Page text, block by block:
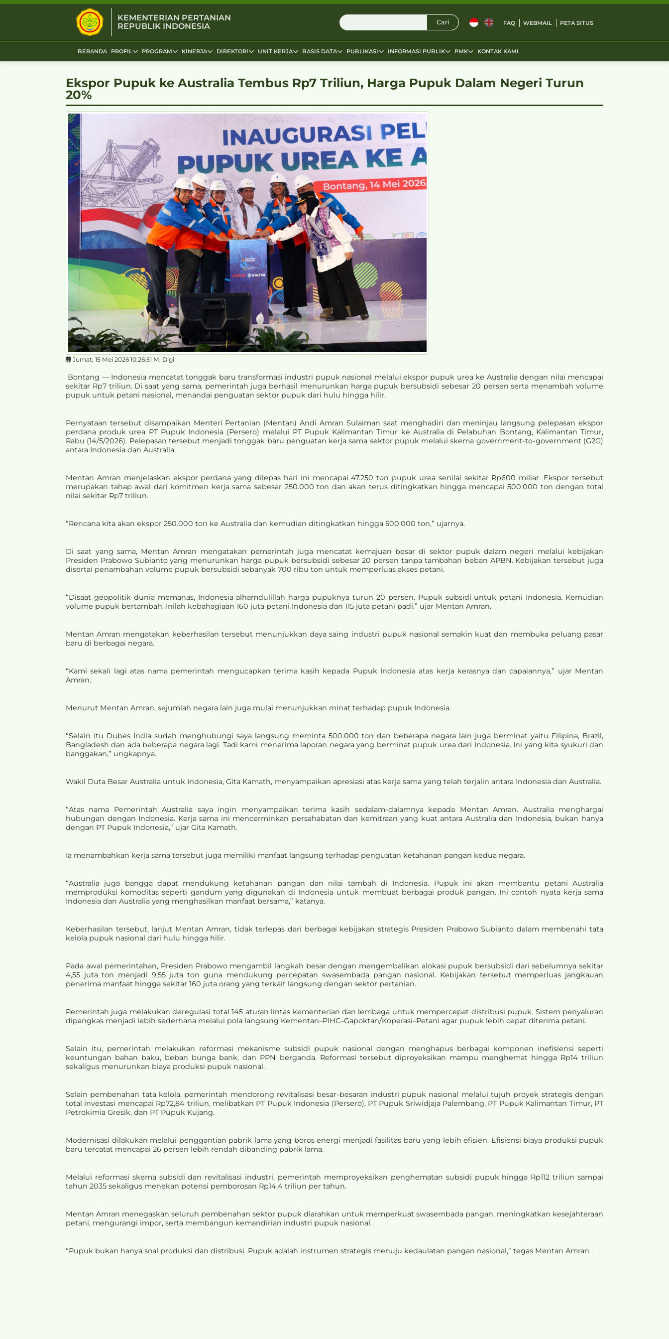
KEMENTERIAN PERTANIAN
REPUBLIK INDONESIA
Cari FAQ WEBMAIL PETA SITUS
BERANDA PROFIL PROGRAM KINERJA DIREKTORI UNIT KERJA BASIS DATA PUBLIKASI INFORMASI PUBLIK PMK KONTAK KAMI
Ekspor Pupuk ke Australia Tembus Rp7 Triliun, Harga Pupuk Dalam Negeri Turun
20%
Jumat, 15 Mei 2026 10:26:51 M. Digi
Bontang — Indonesia mencatat tonggak baru transformasi industri pupuk nasional melalui ekspor pupuk urea ke Australia dengan nilai mencapai
sekitar Rp7 triliun. Di saat yang sama, pemerintah juga berhasil menurunkan harga pupuk bersubsidi sebesar 20 persen serta menambah volume
pupuk untuk petani nasional, menandai penguatan sektor pupuk dari hulu hingga hilir.
Pernyataan tersebut disampaikan Menteri Pertanian (Mentan) Andi Amran Sulaiman saat menghadiri dan meninjau langsung pelepasan ekspor
perdana produk urea PT Pupuk Indonesia (Persero) melalui PT Pupuk Kalimantan Timur ke Australia di Pelabuhan Bontang, Kalimantan Timur,
Rabu (14/5/2026). Pelepasan tersebut menjadi tonggak baru penguatan kerja sama sektor pupuk melalui skema government-to-government (G2G)
antara Indonesia dan Australia.
Mentan Amran menjelaskan ekspor perdana yang dilepas hari ini mencapai 47.250 ton pupuk urea senilai sekitar Rp600 miliar. Ekspor tersebut
merupakan tahap awal dari komitmen kerja sama sebesar 250.000 ton dan akan terus ditingkatkan hingga mencapai 500.000 ton dengan total
nilai sekitar Rp7 triliun.
“Rencana kita akan ekspor 250.000 ton ke Australia dan kemudian ditingkatkan hingga 500.000 ton,” ujarnya.
Di saat yang sama, Mentan Amran mengatakan pemerintah juga mencatat kemajuan besar di sektor pupuk dalam negeri melalui kebijakan
Presiden Prabowo Subianto yang menurunkan harga pupuk bersubsidi sebesar 20 persen tanpa tambahan beban APBN. Kebijakan tersebut juga
disertai penambahan volume pupuk bersubsidi sebanyak 700 ribu ton untuk memperluas akses petani.
“Disaat geopolitik dunia memanas, Indonesia alhamdulillah harga pupuknya turun 20 persen. Pupuk subsidi untuk petani Indonesia. Kemudian
volume pupuk bertambah. Inilah kebahagiaan 160 juta petani Indonesia dan 115 juta petani padi,” ujar Mentan Amran.
Mentan Amran mengatakan keberhasilan tersebut menunjukkan daya saing industri pupuk nasional semakin kuat dan membuka peluang pasar
baru di berbagai negara.
“Kami sekali lagi atas nama pemerintah mengucapkan terima kasih kepada Pupuk Indonesia atas kerja kerasnya dan capaiannya,” ujar Mentan
Amran.
Menurut Mentan Amran, sejumlah negara lain juga mulai menunjukkan minat terhadap pupuk Indonesia.
“Selain itu Dubes India sudah menghubungi saya langsung meminta 500.000 ton dan beberapa negara lain juga berminat yaitu Filipina, Brazil,
Bangladesh dan ada beberapa negara lagi. Tadi kami menerima laporan negara yang berminat pupuk urea dari Indonesia. Ini yang kita syukuri dan
banggakan,” ungkapnya.
Wakil Duta Besar Australia untuk Indonesia, Gita Kamath, menyampaikan apresiasi atas kerja sama yang telah terjalin antara Indonesia dan Australia.
“Atas nama Pemerintah Australia saya ingin menyampaikan terima kasih sedalam-dalamnya kepada Mentan Amran. Australia menghargai
hubungan dengan Indonesia. Kerja sama ini mencerminkan persahabatan dan kemitraan yang kuat antara Australia dan Indonesia, bukan hanya
dengan PT Pupuk Indonesia,” ujar Gita Kamath.
Ia menambahkan kerja sama tersebut juga memiliki manfaat langsung terhadap penguatan ketahanan pangan kedua negara.
“Australia juga bangga dapat mendukung ketahanan pangan dan nilai tambah di Indonesia. Pupuk ini akan membantu petani Australia
memproduksi komoditas seperti gandum yang digunakan di Indonesia untuk membuat berbagai produk pangan. Ini contoh nyata kerja sama
Indonesia dan Australia yang menghasilkan manfaat bersama,” katanya.
Keberhasilan tersebut, lanjut Mentan Amran, tidak terlepas dari berbagai kebijakan strategis Presiden Prabowo Subianto dalam membenahi tata
kelola pupuk nasional dari hulu hingga hilir.
Pada awal pemerintahan, Presiden Prabowo mengambil langkah besar dengan mengembalikan alokasi pupuk bersubsidi dari sebelumnya sekitar
4,55 juta ton menjadi 9,55 juta ton guna mendukung percepatan swasembada pangan nasional. Kebijakan tersebut memperluas jangkauan
penerima manfaat hingga sekitar 160 juta orang yang terkait langsung dengan sektor pertanian.
Pemerintah juga melakukan deregulasi total 145 aturan lintas kementerian dan lembaga untuk mempercepat distribusi pupuk. Sistem penyaluran
dipangkas menjadi lebih sederhana melalui pola langsung Kementan–PIHC–Gapoktan/Koperasi–Petani agar pupuk lebih cepat diterima petani.
Selain itu, pemerintah melakukan reformasi mekanisme subsidi pupuk nasional dengan menghapus berbagai komponen inefisiensi seperti
keuntungan bahan baku, beban bunga bank, dan PPN berganda. Reformasi tersebut diproyeksikan mampu menghemat hingga Rp14 triliun
sekaligus menurunkan biaya produksi pupuk nasional.
Selain pembenahan tata kelola, pemerintah mendorong revitalisasi besar-besaran industri pupuk nasional melalui tujuh proyek strategis dengan
total investasi mencapai Rp72,84 triliun, melibatkan PT Pupuk Indonesia (Persero), PT Pupuk Sriwidjaja Palembang, PT Pupuk Kalimantan Timur, PT
Petrokimia Gresik, dan PT Pupuk Kujang.
Modernisasi dilakukan melalui penggantian pabrik lama yang boros energi menjadi fasilitas baru yang lebih efisien. Efisiensi biaya produksi pupuk
baru tercatat mencapai 26 persen lebih rendah dibanding pabrik lama.
Melalui reformasi skema subsidi dan revitalisasi industri, pemerintah memproyeksikan penghematan subsidi pupuk hingga Rp112 triliun sampai
tahun 2035 sekaligus menekan potensi pemborosan Rp14,4 triliun per tahun.
Mentan Amran menegaskan seluruh pembenahan sektor pupuk diarahkan untuk memperkuat swasembada pangan, meningkatkan kesejahteraan
petani, mengurangi impor, serta membangun kemandirian industri pupuk nasional.
“Pupuk bukan hanya soal produksi dan distribusi. Pupuk adalah instrumen strategis menuju kedaulatan pangan nasional,” tegas Mentan Amran.